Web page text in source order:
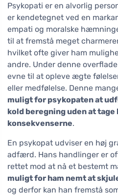
Psykopati er en alvorlig
er kendetegnet ved en
empati og moralske
til at fremstå meget
hvilket ofte giver ham
andre. Under denne
evne til at opleve ægte
eller medfølelse. Denne
muligt for psykopaten at
kold beregning uden at tage
konsekvenserne.
En psykopat udviser en høj
adfærd. Hans handlinger er
rettet mod at nå et bestemt
muligt for ham nemt at
og derfor kan han fremstå